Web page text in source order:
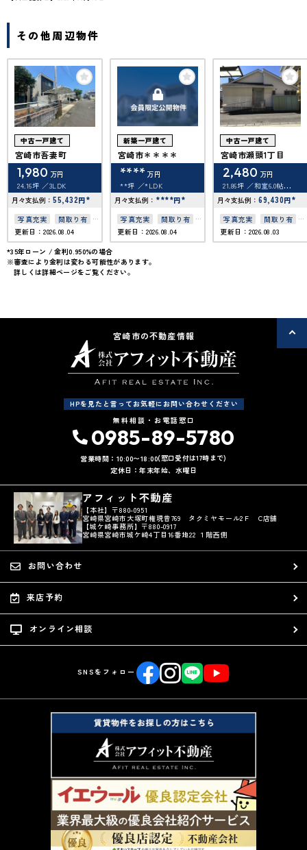
その他周辺物件
中古一戸建て
宮崎市吾妻町
1,980 万円
24.16坪
3LDK
月々支払例： 55,432円*
写真充実
間取り有
南向き
接道6ｍ以上
上下水道完備
更新日：2026.08.04
新築一戸建て
宮崎市＊＊＊＊
**** 万円
**坪
*LDK
月々支払例： ****円*
写真充実
間取り有
築10年以内
50坪以上
オール電化
更新日：2026.08.04
中古一戸建て
宮崎市瀬頭1丁目
2,480 万円
21.86坪
和室6.0帖／洋
室6.0帖／洋室7.5帖／洋
室10帖
月々支払例： 69,430円*
写真充実
間取り有
駐車場2台可
更新日：2026.08.03
*35年ローン / 金利0.950%の場合
※審査により金利は変わる可能性があります。
詳しくは詳細ページをご覧ください。
宮崎市の不動産情報
HPを見たと言ってお気軽にお問い合わせください
無料相談・お電話窓口
0985-89-5780
営業時間：10:00〜18:00(窓口受付は17時まで)
定休日：年末年始、水曜日
アフィット不動産
【本社】〒880-0951
宮崎県宮崎市大塚町権現昔769 タクミヤモール2Ｆ C店舗
【城ケ崎事務所】〒880-0917
宮崎県宮崎市城ケ崎4丁目16番地22 １階西側
お問い合わせ
来店予約
オンライン相談
SNSをフォロー